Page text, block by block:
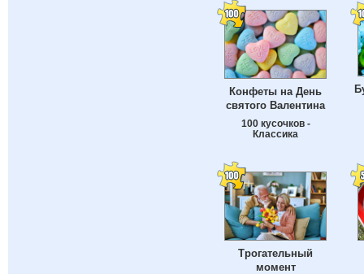
Конфеты на День
святого Валентина
100 кусочков -
Классика
Трогательный
момент